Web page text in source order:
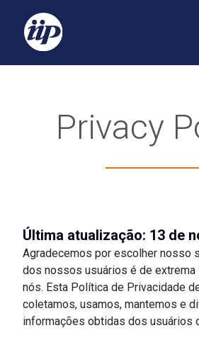
Privacy
Última atualização: 13 de
Agradecemos por escolher nosso
dos nossos usuários é de extrema
nós. Esta Política de Privacidade
coletamos, usamos, mantemos e
informações obtidas dos usuários